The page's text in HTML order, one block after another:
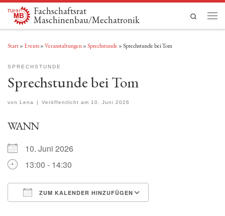
Zum Inhalt springen
Fachschaftsrat
Maschinenbau/Mechatronik
Search
Start» Events» Veranstaltungen » Sprechstunde » Sprechstunde bei Tom
SPRECHSTUNDE
Sprechstunde bei Tom
von Lena Veröffentlicht am10. Juni 2026
WANN
10. Juni 2026
13:00 - 14:30
ZUM KALENDER HINZUFÜGEN